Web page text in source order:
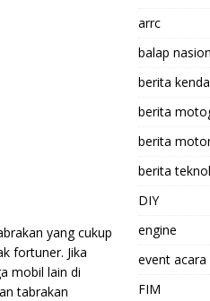
yang cukup
fortuner. Jika
mobil lain di
tabrakan
arrc
balap
berita
berita
berita
berita
DIY
engine
event acara
FIM